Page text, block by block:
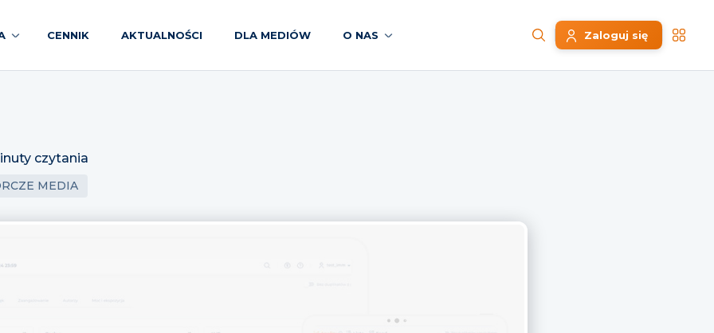
CENNIK AKTUALNOŚCI DLA MEDIÓW O NAS Zaloguj się
czytania
MEDIA